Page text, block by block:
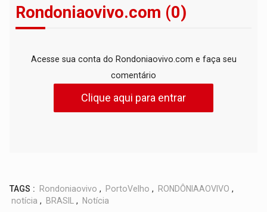
Rondoniaovivo.com (0)
Acesse sua conta do Rondoniaovivo.com e faça seu
comentário
Clique aqui para entrar
TAGS : Rondoniaovivo , PortoVelho , RONDÔNIAAOVIVO ,
notícia , BRASIL , Notícia